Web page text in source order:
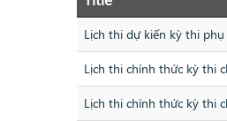
Lịch thi dự kiến kỳ thi
Lịch thi chính thức kỳ thi
Lịch thi chính thức kỳ thi